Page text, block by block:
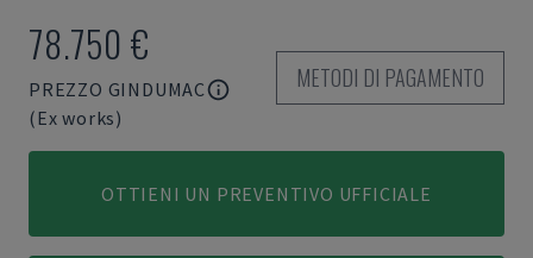
78.750 €
PREZZO GINDUMAC
(Ex works)
METODI DI PAGAMENTO
OTTIENI UN PREVENTIVO UFFICIALE